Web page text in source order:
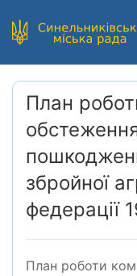
План
збройної
федерації
План роботи